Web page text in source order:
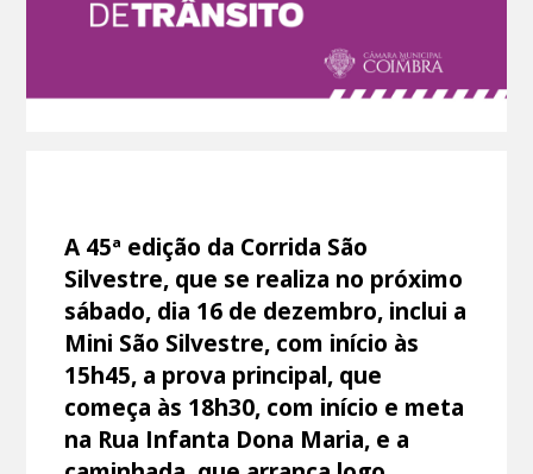
A 45ª edição da Corrida São
Silvestre, que se realiza no próximo
sábado, dia 16 de dezembro, inclui a
Mini São Silvestre, com início às
15h45, a prova principal, que
começa às 18h30, com início e meta
na Rua Infanta Dona Maria, e a